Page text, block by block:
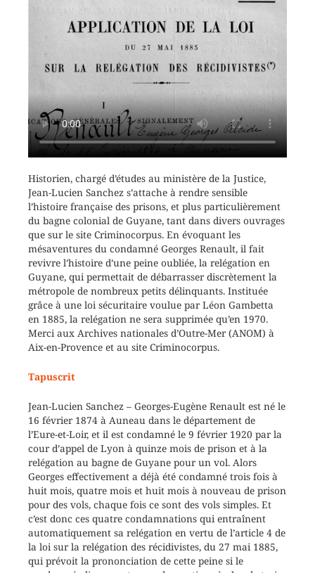
Historien, chargé d’études au ministère de la Justice,
Jean-Lucien Sanchez s’attache à rendre sensible
l’histoire française des prisons, et plus particulièrement
du bagne colonial de Guyane, tant dans divers ouvrages
que sur le site Criminocorpus. En évoquant les
mésaventures du condamné Georges Renault, il fait
revivre l’histoire d’une peine oubliée, la relégation en
Guyane, qui permettait de débarrasser discrètement la
métropole de nombreux petits délinquants. Instituée
grâce à une loi sécuritaire voulue par Léon Gambetta
en 1885, la relégation ne sera supprimée qu’en 1970.
Merci aux Archives nationales d’Outre-Mer (ANOM) à
Aix-en-Provence et au site Criminocorpus.
Tapuscrit
Jean-Lucien Sanchez – Georges-Eugène Renault est né le
16 février 1874 à Auneau dans le département de
l’Eure-et-Loir, et il est condamné le 9 février 1920 par la
cour d’appel de Lyon à quinze mois de prison et à la
relégation au bagne de Guyane pour un vol. Alors
Georges effectivement a déjà été condamné trois fois à
huit mois, quatre mois et huit mois à nouveau de prison
pour des vols, chaque fois ce sont des vols simples. Et
c’est donc ces quatre condamnations qui entraînent
automatiquement sa relégation en vertu de l’article 4 de
la loi sur la relégation des récidivistes, du 27 mai 1885,
qui prévoit la prononciation de cette peine si le